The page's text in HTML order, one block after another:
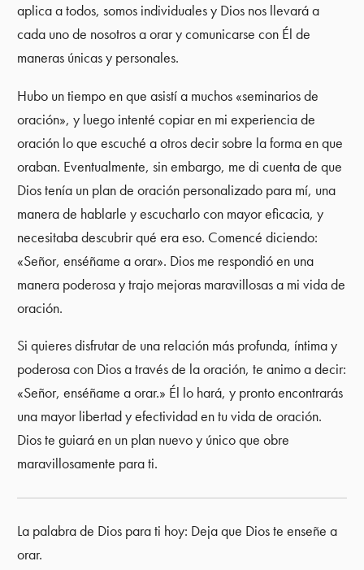
aplica a todos, somos individuales y Dios nos llevará a
cada uno de nosotros a orar y comunicarse con Él de
maneras únicas y personales.
Hubo un tiempo en que asistí a muchos «seminarios de
oración», y luego intenté copiar en mi experiencia de
oración lo que escuché a otros decir sobre la forma en que
oraban. Eventualmente, sin embargo, me di cuenta de que
Dios tenía un plan de oración personalizado para mí, una
manera de hablarle y escucharlo con mayor eficacia, y
necesitaba descubrir qué era eso. Comencé diciendo:
«Señor, enséñame a orar». Dios me respondió en una
manera poderosa y trajo mejoras maravillosas a mi vida de
oración.
Si quieres disfrutar de una relación más profunda, íntima y
poderosa con Dios a través de la oración, te animo a decir:
«Señor, enséñame a orar.» Él lo hará, y pronto encontrarás
una mayor libertad y efectividad en tu vida de oración.
Dios te guiará en un plan nuevo y único que obre
maravillosamente para ti.
La palabra de Dios para ti hoy: Deja que Dios te enseñe a
orar.